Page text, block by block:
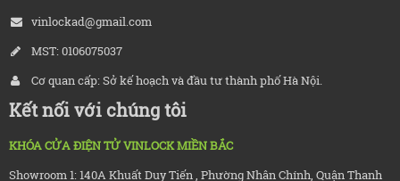
vinlockad@gmail.com
MST: 0106075037
Cơ quan cấp: Sở kế hoạch và đầu tư thành phố Hà Nội.
Kết nối với chúng tôi
KHÓA CỬA ĐIỆN TỬ VINLOCK MIỀN BẮC
Showroom 1: 140A Khuất Duy Tiến , Phường Nhân Chính, Quận Thanh